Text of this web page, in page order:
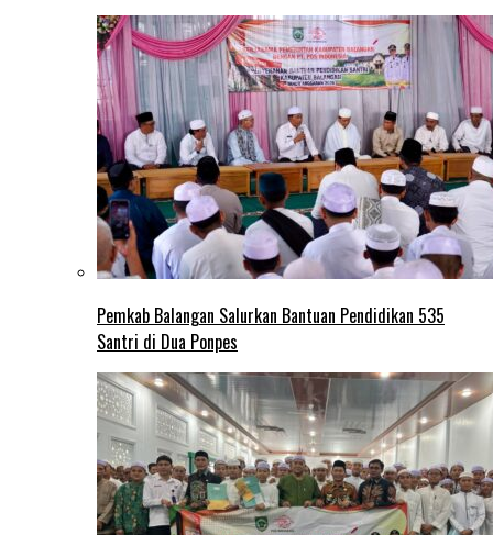
Pemkab Balangan Salurkan Bantuan Pendidikan 535
Santri di Dua Ponpes